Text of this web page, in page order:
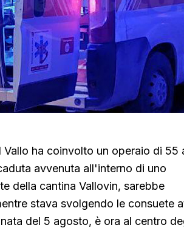
ha coinvolto un operaio di 55
avvenuta all'interno di uno
della cantina Vallovin, sarebbe
stava svolgendo le consuete
del 5 agosto, è ora al centro